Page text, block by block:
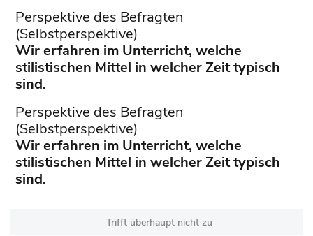
Perspektive des Befragten
(Selbstperspektive)
Wir erfahren im Unterricht, welche
stilistischen Mittel in welcher Zeit typisch
sind.
Perspektive des Befragten
(Selbstperspektive)
Wir erfahren im Unterricht, welche
stilistischen Mittel in welcher Zeit typisch
sind.
Trifft überhaupt nicht zu